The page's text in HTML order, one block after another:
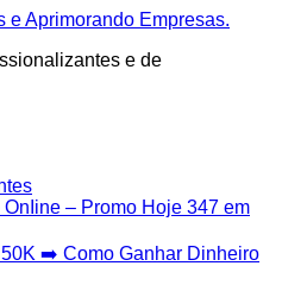
e Aprimorando Empresas.
e de
– Promo Hoje 347 em
➡️ Como Ganhar Dinheiro